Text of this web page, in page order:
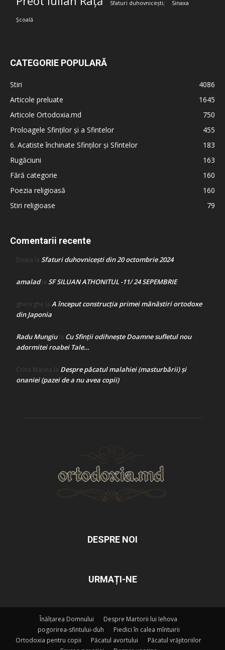
Sfaturi duhovnicești; Sinaxa
Școală
CATEGORIE POPULARĂ
Stiri
4086
Articole preluate
1645
Articole Ortodoxia.md
750
Proloagele Sfinților și a Sfintelor
455
6. Acatiste închinate Sfinților și Sfintelor
183
Rugăciuni
163
Fără categorie
160
Poezia religioasă
160
Stiri religioase
79
Comentarii recente
Doina la Sfaturi duhovnicești din 20 octombrie 2024
amaladla SF SILUAN ATHONITUL -11/ 24 SEPEMBRIE
gheorghe la A început construcţia primei mănăstiri ortodoxe
din Japonia
Radu Mungiula Cu Sfinții odihnește Doamne sufletul nou
adormitei roabei Tale…
Crina Marina la Despre păcatul malahiei (masturbării) şi
onaniei (pazei de a nu avea copii)
DESPRE NOI
URMAȚI-NE
Înălțarea Domnului
Despre Martorii lui Iehova
pogorirea-sfintului-duh
Piedici în calea mîntuirii
Ortodoxia pentru copii
Păcatul avortului
Păcatul vrăjitoriilor